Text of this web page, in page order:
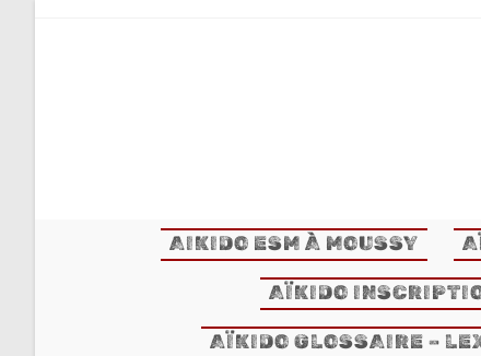
AIKIDO ESM À MOUSSY
AÏKIDO
AÏKIDO GLOSSAIRE –